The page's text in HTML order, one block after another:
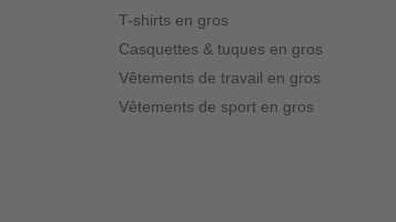
T-shirts en gros
Casquettes & tuques en gros
Vêtements de travail en gros
Vêtements de sport en gros